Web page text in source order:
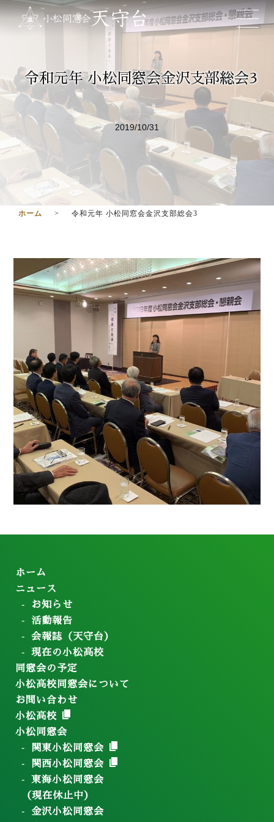
令和元年 小松同窓会金沢支部総会3
2019/10/31
ホーム 令和元年 小松同窓会金沢支部総会3
ホーム
ニュース
お知らせ
活動報告
会報誌（天守台）
現在の小松高校
同窓会の予定
小松高校同窓会について
お問い合わせ
小松高校
小松同窓会
関東小松同窓会
関西小松同窓会
東海小松同窓会
（現在休止中）
金沢小松同窓会